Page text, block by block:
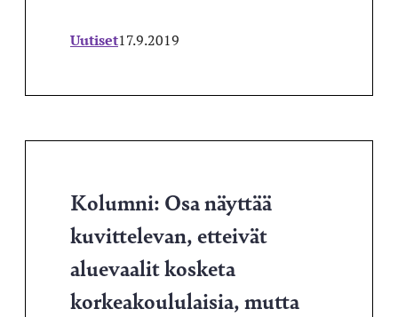
Uutiset17.9.2019
Kolumni: Osa näyttää
kuvittelevan, etteivät
aluevaalit kosketa
korkeakoululaisia, mutta